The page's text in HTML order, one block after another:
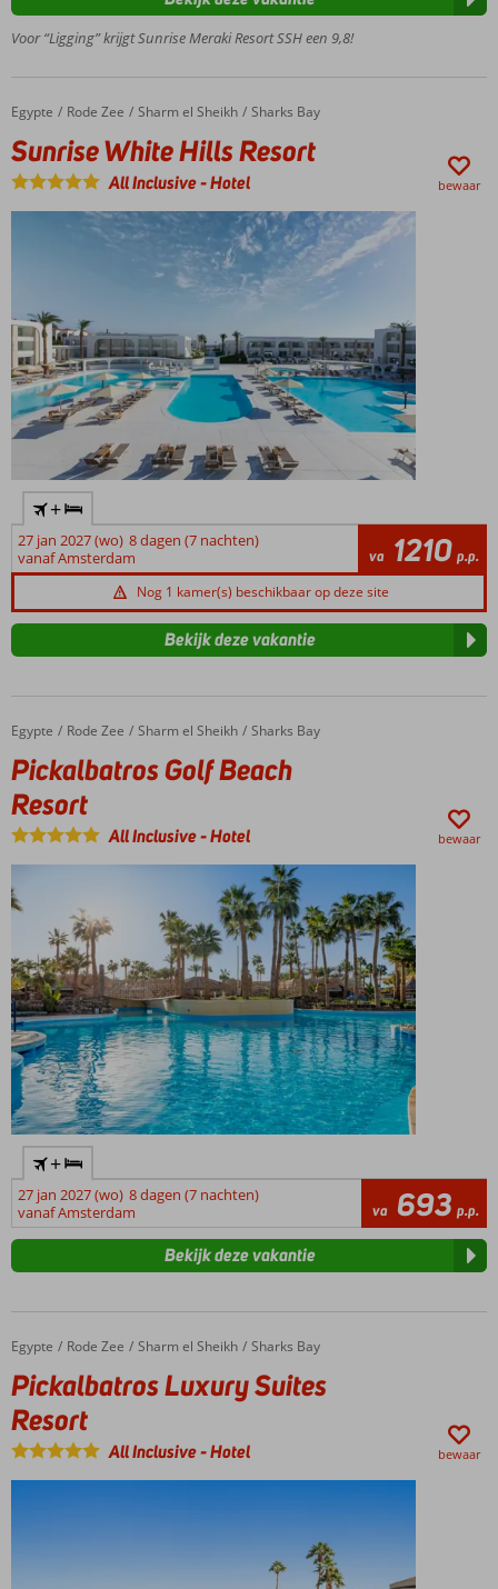
Direct aan
het
Boho-
clubbing
Genieten van
heerlijke
diverse à-la-
carterestaurants
duiklocatie Ras
Nasrani
Voor “Ligging” krijgt Sunrise Meraki Resort SSH een 9,8!
Home
Egypte Rode Zee Sharm el Sheikh Sharks Bay
Sunrise White Hills Resort
Sunrise White Hills Resort
All Inclusive-Hotel bewaar
+
27 jan 2027 (wo) 8 dagen (7 nachten)
vanaf Amsterdam
va 1210 p.p.
Nog 1 kamer(s) beschikbaar op deze site
Bekijk deze vakantie
Home
Egypte Rode Zee Sharm el Sheikh Sharks Bay
Pickalbatros Golf Beach Resort
Pickalbatros Golf Beach
Resort
All Inclusive-Hotel bewaar
+
27 jan 2027 (wo) 8 dagen (7 nachten)
vanaf Amsterdam
va 693 p.p.
Bekijk deze vakantie
Home
Egypte Rode Zee Sharm el Sheikh Sharks Bay
Pickalbatros Luxury Suites Resort
Pickalbatros Luxury Suites
Resort
All Inclusive-Hotel bewaar